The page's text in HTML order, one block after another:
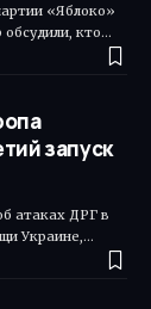
«Яблоко»
кто…
запуск
атаках ДРГ в
Украине,…